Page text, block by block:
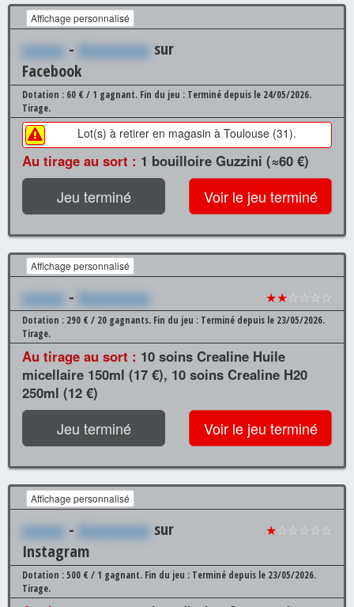
Affichage personnalisé
xxxxxx - Xxxxxxxxxx sur
Facebook
Dotation : 60 € / 1 gagnant. Fin du jeu : Terminé depuis le 24/05/2026.
Tirage.
Lot(s) à retirer en magasin à Toulouse (31).
Au tirage au sort : 1 bouilloire Guzzini (≈60 €)
Jeu terminé Voir le jeu terminé
Affichage personnalisé
xxxxxx - Xxxxxxxxxx ★★☆☆☆☆
Dotation : 290 € / 20 gagnants. Fin du jeu : Terminé depuis le 23/05/2026.
Tirage.
Au tirage au sort : 10 soins Crealine Huile
micellaire 150ml (17 €), 10 soins Crealine H20
250ml (12 €)
Jeu terminé Voir le jeu terminé
Affichage personnalisé
xxxxxx - Xxxxxxxxxx sur
Instagram
★☆☆☆☆☆
Dotation : 500 € / 1 gagnant. Fin du jeu : Terminé depuis le 23/05/2026.
Tirage.